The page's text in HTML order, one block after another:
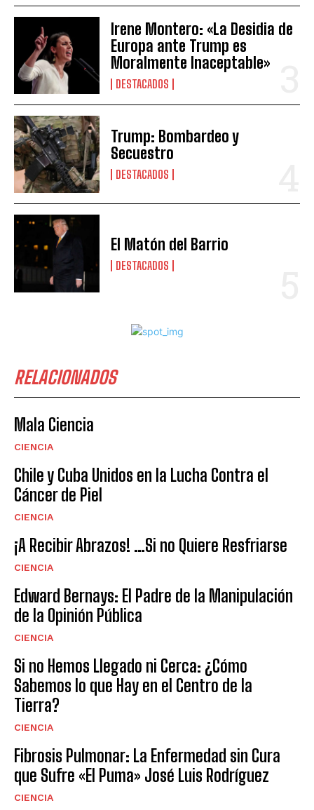
Irene Montero: «La Desidia de
Europa ante Trump es
Moralmente Inaceptable»
DESTACADOS
Trump: Bombardeo y
Secuestro
DESTACADOS
El Matón del Barrio
DESTACADOS
RELACIONADOS
Mala Ciencia
CIENCIA
Chile y Cuba Unidos en la Lucha Contra el
Cáncer de Piel
CIENCIA
¡A Recibir Abrazos! …Si no Quiere Resfriarse
CIENCIA
Edward Bernays: El Padre de la Manipulación
de la Opinión Pública
CIENCIA
Si no Hemos Llegado ni Cerca: ¿Cómo
Sabemos lo que Hay en el Centro de la
Tierra?
CIENCIA
Fibrosis Pulmonar: La Enfermedad sin Cura
que Sufre «El Puma» José Luis Rodríguez
CIENCIA